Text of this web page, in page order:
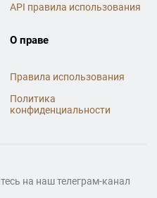
API правила использования
О праве
Правила использования
Политика
конфиденциальности
на наш телеграм-канал